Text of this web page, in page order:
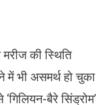
की स्थिति
भी असमर्थ हो चुका
बैरे सिंड्रोम’